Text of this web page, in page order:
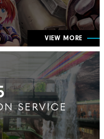
VIEW MORE
SERVICE